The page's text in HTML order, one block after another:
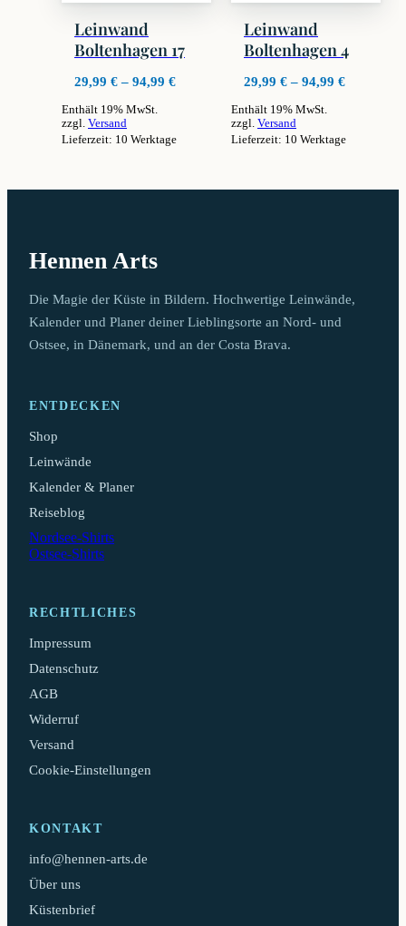
Leinwand
Boltenhagen 17
29,99 € – 94,99 €Preisspanne:
Enthält 19% MwSt.
zzgl. Versand
Lieferzeit: 10 Werktage
Die
können
auf
der
Produktseite
Leinwand
Boltenhagen 4
29,99 € – 94,99 €
Enthält 19% MwSt.
zzgl. Versand
Lieferzeit: 10 Werktage
können
der
Produktseite
Hennen Arts
Die Magie der Küste in Bildern. Hochwertige Leinwände,
Kalender und Planer deiner Lieblingsorte an Nord- und
Ostsee, in Dänemark, und an der Costa Brava.
ENTDECKEN
Shop
Leinwände
Kalender & Planer
Reiseblog
Nordsee-Shirts
Ostsee-Shirts
RECHTLICHES
Impressum
Datenschutz
AGB
Widerruf
Versand
Cookie-Einstellungen
KONTAKT
info@hennen-arts.de
Über uns
Küstenbrief